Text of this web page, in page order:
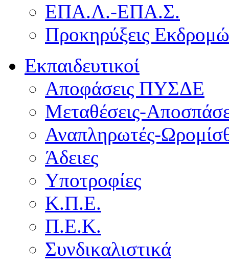
ΕΠΑ.Λ.-ΕΠΑ.Σ.
Προκηρύξεις
Εκπαιδευτικοί
Αποφάσεις ΠΥΣΔΕ
Μεταθέσεις-
Αναπληρωτές-
Άδειες
Υποτροφίες
Κ.Π.Ε.
Π.Ε.Κ.
Συνδικαλιστικά